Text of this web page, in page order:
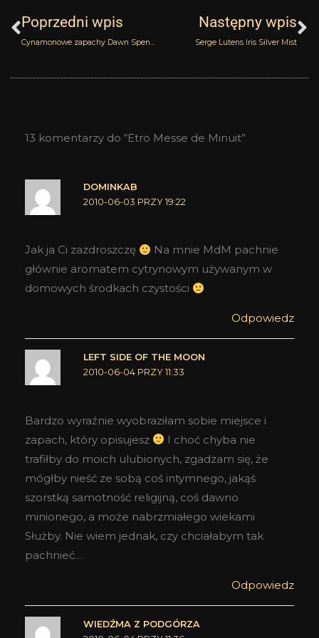
Poprzedni wpis
Cynamonowe zapachy Dawn Spencer Hurwitz
Następny wpis
Serge Lutens Iris Silver Mist
13 komentarzy do “Etro Messe de Minuit”
DOMINKAB
2010-06-03 PRZY 19:22
Jak ja Ci zazdroszczę
Na mnie MdM pachnie
głównie aromatem cytrynowym używanym w
domowych środkach czystości
Odpowiedz
LEFT SIDE OF THE MOON
2010-06-04 PRZY 11:33
Bardzo wyraźnie wyobraziłam sobie miejsce i
zapach, który opisujesz
I choć chyba nie
trafiłby do moich ulubionych, zgadzam się, że
mógłby nieść ze sobą coś intymnego, jakąś
szorstką samotność religijną, coś dawno
minionego, a może nabrzmiałego wiekami
Służby. Nie wiem jednak, czy chciałabym tak
pachnieć…
Odpowiedz
WIEDŹMA Z PODGÓRZA